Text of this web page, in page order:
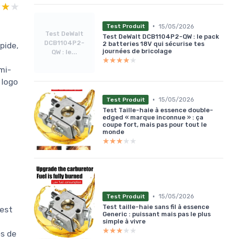
de
Test DeWalt
DCB1104P2-
QW : le...
Test Produit • 15/05/2026
Test DeWalt DCB1104P2-QW : le pack
2 batteries 18V qui sécurise tes
journées de bricolage
★★★★★
★★★★★
Test Produit • 15/05/2026
Test Taille-haie à essence double-
edged « marque inconnue » : ça
coupe fort, mais pas pour tout le
monde
★★★★★
★★★★★
Test Produit • 15/05/2026
Test taille-haie sans fil à essence
Generic : puissant mais pas le plus
simple à vivre
★★★★★
★★★★★